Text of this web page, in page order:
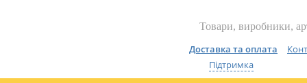
Доставка та оплата
Підтримка